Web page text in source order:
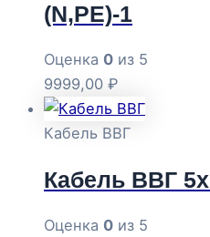
(N,РЕ)-1
Оценка 0 из 5
9999,00 ₽
Кабель ВВГ
Кабель ВВГ
Оценка 0 из 5